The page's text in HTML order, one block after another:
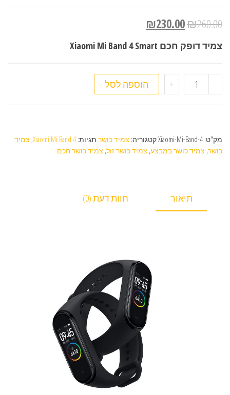
₪260.00
₪230.00
צמיד דופק חכם Xiaomi Mi Band 4 Smart
- כמות של צמיד כושר חכם Xiaomi Mi Band 4
+ הוספה לסל
מק"ט: Xiaomi-Mi-Band-4קטגוריה: צמיד כושר תגיות: Xiaomi Mi Band 4
, צמיד
כושר, צמיד כושר במבצע, צמיד כושר זול, צמיד כושר חכם
תיאור חוות דעת (0)